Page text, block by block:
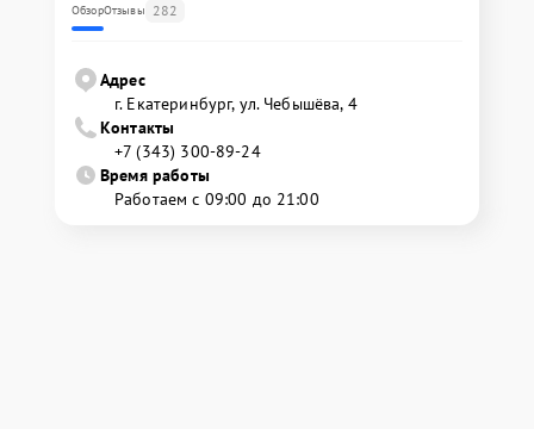
ОбзорОтзывы 282
Адрес
г. Екатеринбург, ул. Чебышёва, 4
Контакты
+7 (343) 300-89-24
Время работы
Работаем с 09:00 до 21:00